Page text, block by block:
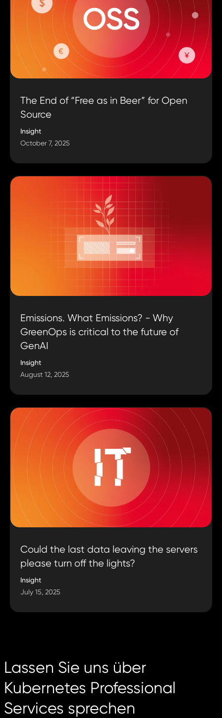
The End of “Free as in Beer” for Open
Source
Insight
October 7, 2025
Emissions. What Emissions? - Why
GreenOps is critical to the future of
GenAI
Insight
August 12, 2025
Could the last data leaving the servers
please turn off the lights?
Insight
July 15, 2025
Lassen Sie uns über
Kubernetes Professional
Services sprechen